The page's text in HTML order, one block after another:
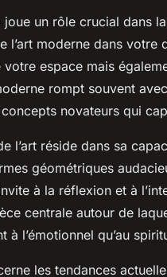
joue un rôle crucial dans
l’art moderne dans
votre espace mais
rompt souvent
novateurs qui
l’art réside dans sa
géométriques
à la réflexion et à
centrale autour de
à l’émotionnel qu’au
les tendances